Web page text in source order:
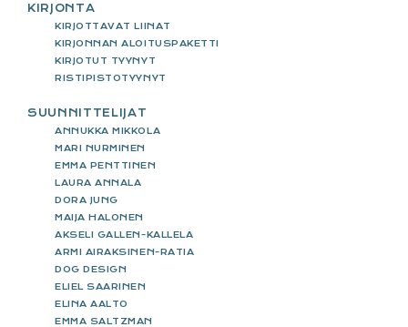
KIRJONTA
KIRJOTTAVAT LIINAT
KIRJONNAN ALOITUSPAKETTI
KIRJOTUT TYYNYT
RISTIPISTOTYYNYT
SUUNNITTELIJAT
ANNUKKA MIKKOLA
MARI NURMINEN
EMMA PENTTINEN
LAURA ANNALA
DORA JUNG
MAIJA HALONEN
AKSELI GALLEN-KALLELA
ARMI AIRAKSINEN-RATIA
DOG DESIGN
ELIEL SAARINEN
ELINA AALTO
EMMA SALTZMAN